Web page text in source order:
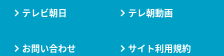
テレビ朝日 テレ朝動画
お問い合わせ サイト利用規約